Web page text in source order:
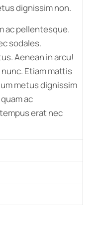
dignissim non.
ac pellentesque.
sodales.
Aenean in arcu!
Etiam mattis
metus dignissim
ac
erat nec